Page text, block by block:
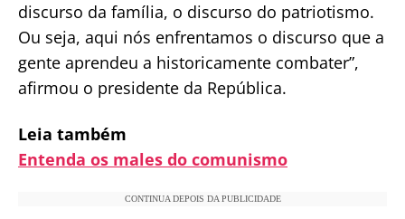
discurso da família, o discurso do patriotismo.
Ou seja, aqui nós enfrentamos o discurso que a
gente aprendeu a historicamente combater”,
afirmou o presidente da República.
Leia também
Entenda os males do comunismo
CONTINUA DEPOIS DA PUBLICIDADE